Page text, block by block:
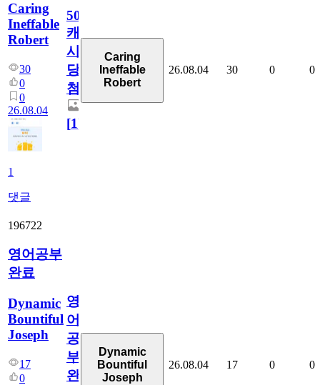
Caring
Ineffable
Robert
30
0
0
26.08.04
1
댓글
50
캐
시
당
첨
[1]
Caring
Ineffable
Robert
26.08.04 30 0 0
196722
영어공부
완료
Dynamic
Bountiful
Joseph
17
0
영
어
공
부
완
Dynamic
Bountiful
Joseph
26.08.04 17 0 0